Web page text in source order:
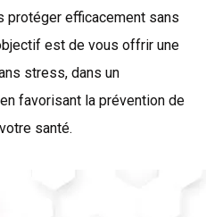
protéger efficacement sans
est de vous offrir une
stress, dans un
favorisant la prévention de
santé.